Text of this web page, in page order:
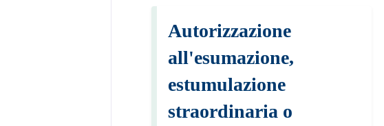
Autorizzazione
all'esumazione,
estumulazione
straordinaria o